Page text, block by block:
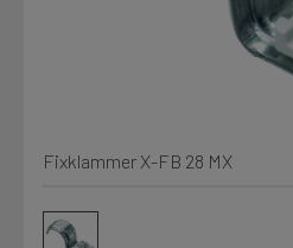
Kjemi, vindsperre og
Prislister
Fixklammer X-FB 28 MX